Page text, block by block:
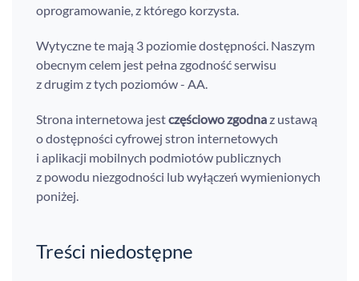
oprogramowanie, z którego korzysta.
Wytyczne te mają 3 poziomie dostępności. Naszym
obecnym celem jest pełna zgodność serwisu
z drugim z tych poziomów - AA.
Strona internetowa jestczęściowo zgodnaz ustawą
o dostępności cyfrowej stron internetowych
i aplikacji mobilnych podmiotów publicznych
z powodu niezgodności lub wyłączeń wymienionych
poniżej.
Treści niedostępne